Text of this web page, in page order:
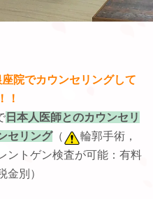
座院でカウンセリングして
！
日本人医師とのカウンセリ
セリング（
輪郭手術，
ントゲン検査が可能：有料
金別）